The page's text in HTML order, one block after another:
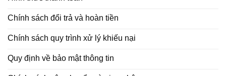
Chính sách đổi trả và hoàn tiền
Chính sách quy trình xử lý khiếu nại
Quy định về bảo mật thông tin